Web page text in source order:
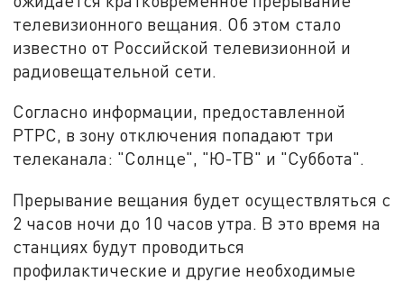
телевизионного вещания. Об этом стало
известно от Российской телевизионной и
радиовещательной сети.
Согласно информации, предоставленной
РТРС, в зону отключения попадают три
телеканала: "Солнце", "Ю-ТВ" и "Суббота".
Прерывание вещания будет осуществляться с
2 часов ночи до 10 часов утра. В это время на
станциях будут проводиться
профилактические и другие необходимые